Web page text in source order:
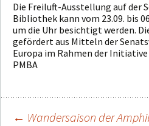
Die Freiluft-Ausstellung auf der
Bibliothek kann vom 23.09. bis
um die Uhr besichtigt werden.
gefördert aus Mitteln der
Europa im Rahmen der
PMBA
← Wandersaison der